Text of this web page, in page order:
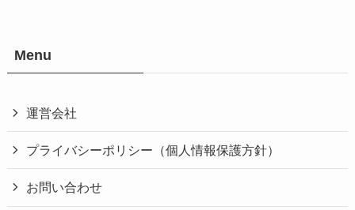
Menu
運営会社
プライバシーポリシー（個人情報保護方針）
お問い合わせ